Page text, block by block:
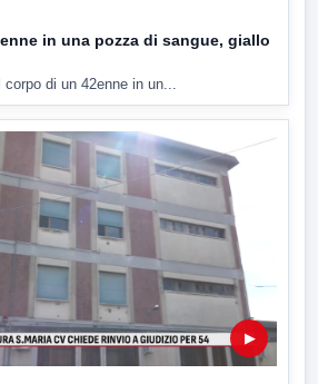
in una pozza di sangue, giallo
di un 42enne in un...
▶